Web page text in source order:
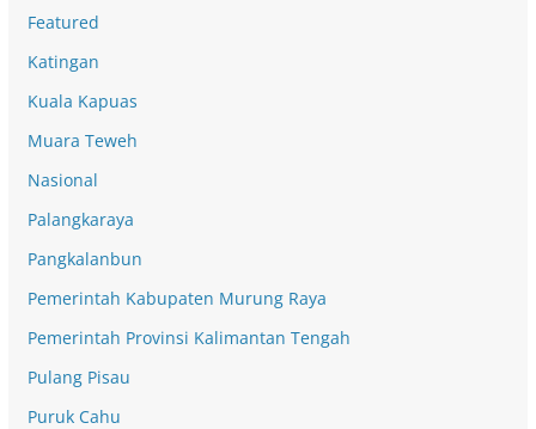
Featured
Katingan
Kuala Kapuas
Muara Teweh
Nasional
Palangkaraya
Pangkalanbun
Pemerintah Kabupaten Murung Raya
Pemerintah Provinsi Kalimantan Tengah
Pulang Pisau
Puruk Cahu